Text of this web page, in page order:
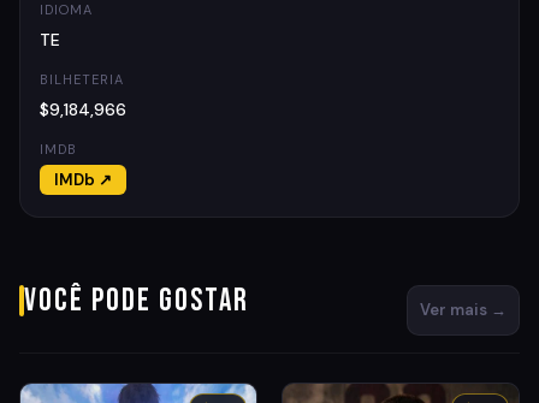
IDIOMA
TE
BILHETERIA
$9,184,966
IMDB
IMDb ↗
Você pode gostar Ver mais →